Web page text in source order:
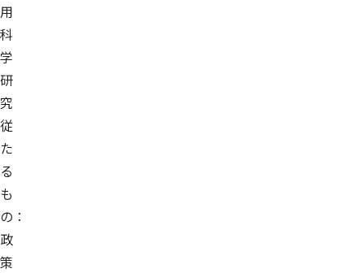
用
科
学
研
究
従
た
る
も
の：
政
策